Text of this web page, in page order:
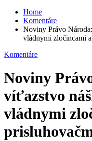
Home
Komentáre
Noviny Právo
vládnymi zločincami
Komentáre
Noviny
víťazstvo
vládnymi